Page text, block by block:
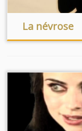
La névrose